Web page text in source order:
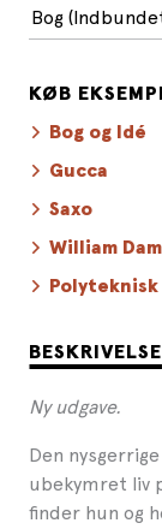
BESKRIVELSE
Ny udgave.
Den
ubekymret liv
finder hun og
Bog
KØB
Bog og Idé
Gucca
Saxo
William Dam
Polyteknisk